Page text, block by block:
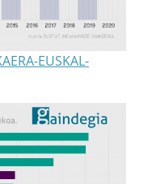
EUSKAL-